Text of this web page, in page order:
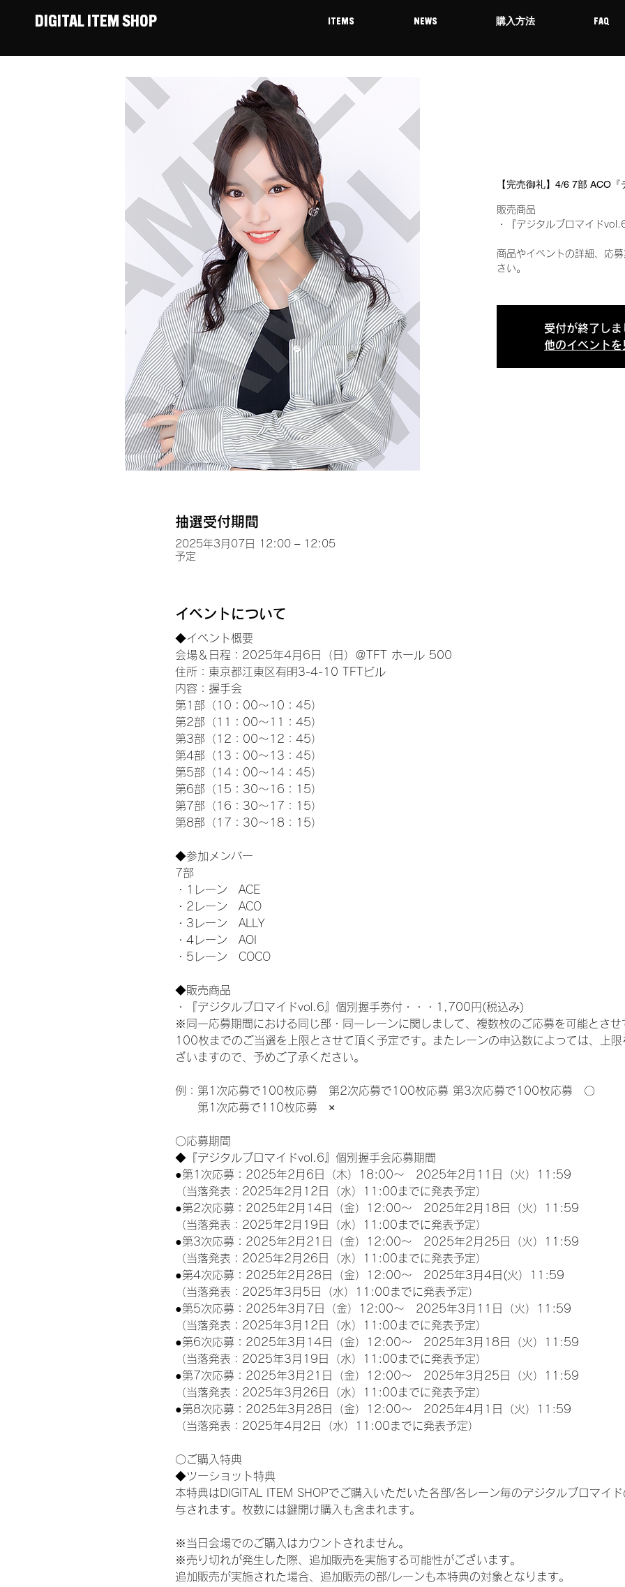
DIGITAL ITEM SHOP ITEMS NEWS 購入方法 FAQ
【完売御礼】4/6 7部 ACO
販売商品
・『デジタルブロマイド
商品やイベントの詳細、応
さい。
受付が終了しま
他のイベントを
抽選受付期間
2025年3月07日 12:00 – 12:05
予定
イベントについて
◆イベント概要
会場＆日程：2025年4月6日（日）＠TFT ホール 500
住所：東京都江東区有明3-4-10 TFTビル
内容：握手会
第1部（10：00～10：45）
第2部（11：00～11：45）
第3部（12：00～12：45）
第4部（13：00～13：45）
第5部（14：00～14：45）
第6部（15：30～16：15）
第7部（16：30～17：15）
第8部（17：30～18：15）
◆参加メンバー
7部
・1レーン　ACE
・2レーン　ACO
・3レーン　ALLY
・4レーン　AOI
・5レーン　COCO
◆販売商品
・『デジタルブロマイドvol.6』個別握手券付・・・1,700円(税込み)
※同一応募期間における同じ部・同一レーンに関しまして、複数枚のご応募を可能とさ
100枚までのご当選を上限とさせて頂く予定です。またレーンの申込数によっては、上
ざいますので、予めご了承ください。
例：第1次応募で100枚応募　第2次応募で100枚応募 第3次応募で100枚応募　〇
第1次応募で110枚応募　×
〇応募期間
◆『デジタルブロマイドvol.6』個別握手会応募期間
●第1次応募：2025年2月6日（木）18:00～　2025年2月11日（火）11:59
（当落発表：2025年2月12日（水）11:00までに発表予定）
●第2次応募：2025年2月14日（金）12:00～　2025年2月18日（火）11:59
（当落発表：2025年2月19日（水）11:00までに発表予定）
●第3次応募：2025年2月21日（金）12:00～　2025年2月25日（火）11:59
（当落発表：2025年2月26日（水）11:00までに発表予定）
●第4次応募：2025年2月28日（金）12:00～　2025年3月4日(火）11:59
（当落発表：2025年3月5日（水）11:00までに発表予定）
●第5次応募：2025年3月7日（金）12:00～　2025年3月11日（火）11:59
（当落発表：2025年3月12日（水）11:00までに発表予定）
●第6次応募：2025年3月14日（金）12:00～　2025年3月18日（火）11:59
（当落発表：2025年3月19日（水）11:00までに発表予定）
●第7次応募：2025年3月21日（金）12:00～　2025年3月25日（火）11:59
（当落発表：2025年3月26日（水）11:00までに発表予定）
●第8次応募：2025年3月28日（金）12:00～　2025年4月1日（火）11:59
（当落発表：2025年4月2日（水）11:00までに発表予定）
〇ご購入特典
◆ツーショット特典
本特典はDIGITAL ITEM SHOPでご購入いただいた各部/各レーン毎のデジタルブロマイ
与されます。枚数には鍵開け購入も含まれます。
※当日会場でのご購入はカウントされません。
※売り切れが発生した際、追加販売を実施する可能性がございます。
追加販売が実施された場合、追加販売の部/レーンも本特典の対象となります。